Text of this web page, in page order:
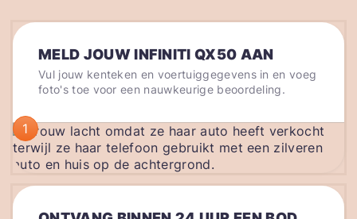
MELD JOUW INFINITI QX50 AAN
Vul jouw kenteken en voertuiggegevens in en voeg
foto's toe voor een nauwkeurige beoordeling.
1